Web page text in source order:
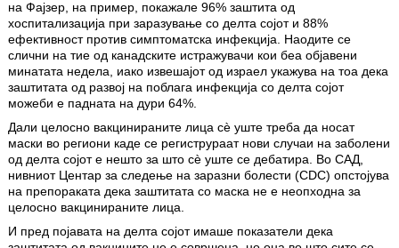
на Фајзер, на пример, покажале 96% заштита од
хоспитализација при заразување со делта сојот и 88%
ефективност против симптоматска инфекција. Наодите се
слични на тие од канадските истражувачи кои беа објавени
минатата недела, иако извешајот од израел укажува на тоа дека
заштитата од развој на поблага инфекција со делта сојот
можеби е падната на дури 64%.
Дали целосно вакцинираните лица сè уште треба да носат
маски во региони каде се региструраат нови случаи на заболени
од делта сојот е нешто за што сè уште се дебатира. Во САД,
нивниот Центар за следење на заразни болести (CDC) опстојува
на препораката дека заштитата со маска не е неопходна за
целосно вакцинираните лица.
И пред појавата на делта сојот имаше показатели дека